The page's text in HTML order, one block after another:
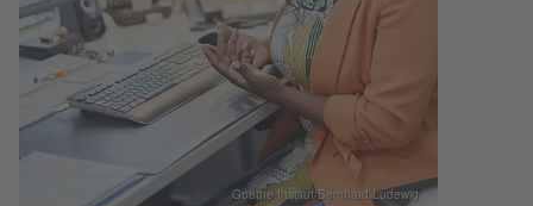
Goethe-Institut/Bernhard Ludewig